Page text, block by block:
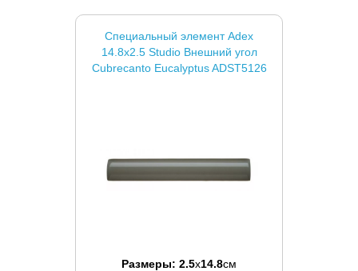
Специальный элемент Adex
14.8x2.5 Studio Внешний угол
Cubrecanto Eucalyptus ADST5126
Размеры: 2.5x14.8см